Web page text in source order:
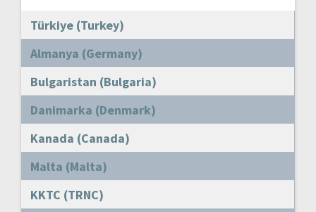
Türkiye (Turkey)
Almanya (Germany)
Bulgaristan (Bulgaria)
Danimarka (Denmark)
Kanada (Canada)
Malta (Malta)
KKTC (TRNC)